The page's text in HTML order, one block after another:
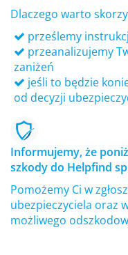
Dlaczego warto
prześlemy
przeanalizujemy
zaniżeń
jeśli to będzie
od decyzji
Informujemy, że
szkody do Helpfind
Pomożemy Ci w
ubezpieczyciela oraz
możliwego